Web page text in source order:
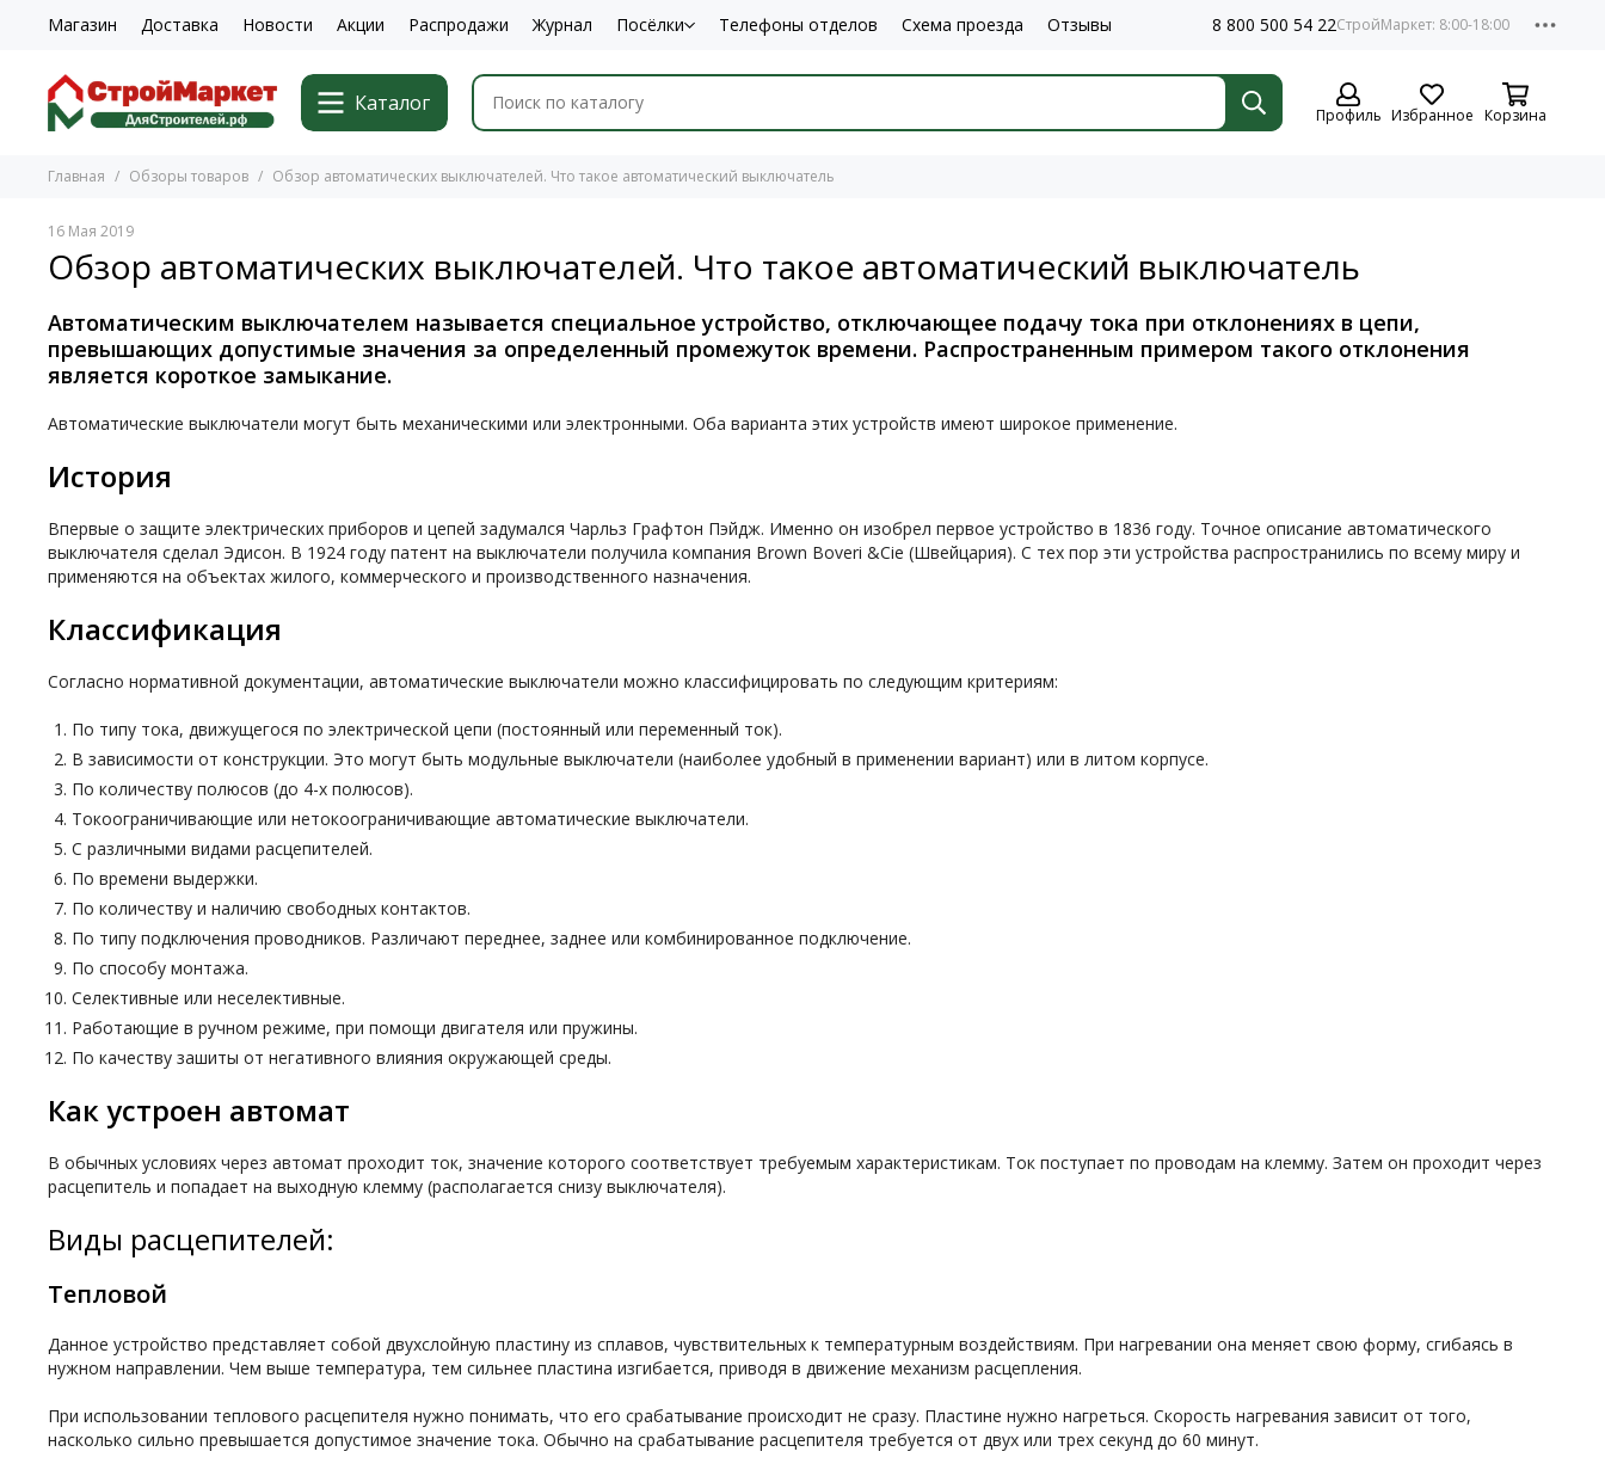
Магазин Доставка Новости Акции Распродажи Журнал Посёлки Телефоны отделов Схема проезда Отзывы 8 800 500 54 22
Каталог Профиль Избранное Корзина
Главная Обзоры товаров Обзор автоматических выключателей. Что такое автоматический выключатель
16 Мая 2019
Обзор автоматических выключателей. Что такое автоматический выключатель
Автоматическим выключателем называется специальное устройство, отключающее подачу тока при отклонениях в цепи,
превышающих допустимые значения за определенный промежуток времени. Распространенным примером такого отклонения
является короткое замыкание.
Автоматические выключатели могут быть механическими или электронными. Оба варианта этих устройств имеют широкое применение.
История
Впервые о защите электрических приборов и цепей задумался Чарльз Графтон Пэйдж. Именно он изобрел первое устройство в 1836 году. Точное описание автоматического
выключателя сделал Эдисон. В 1924 году патент на выключатели получила компания Brown Boveri &Cie (Швейцария). С тех пор эти устройства распространились по всему миру и
применяются на объектах жилого, коммерческого и производственного назначения.
Классификация
Согласно нормативной документации, автоматические выключатели можно классифицировать по следующим критериям:
По типу тока, движущегося по электрической цепи (постоянный или переменный ток).
В зависимости от конструкции. Это могут быть модульные выключатели (наиболее удобный в применении вариант) или в литом корпусе.
По количеству полюсов (до 4-х полюсов).
Токоограничивающие или нетокоограничивающие автоматические выключатели.
С различными видами расцепителей.
По времени выдержки.
По количеству и наличию свободных контактов.
По типу подключения проводников. Различают переднее, заднее или комбинированное подключение.
По способу монтажа.
Селективные или неселективные.
Работающие в ручном режиме, при помощи двигателя или пружины.
По качеству зашиты от негативного влияния окружающей среды.
Как устроен автомат
В обычных условиях через автомат проходит ток, значение которого соответствует требуемым характеристикам. Ток поступает по проводам на клемму. Затем он проходит через
расцепитель и попадает на выходную клемму (располагается снизу выключателя).
Виды расцепителей:
Тепловой
Данное устройство представляет собой двухслойную пластину из сплавов, чувствительных к температурным воздействиям. При нагревании она меняет свою форму, сгибаясь в
нужном направлении. Чем выше температура, тем сильнее пластина изгибается, приводя в движение механизм расцепления.
При использовании теплового расцепителя нужно понимать, что его срабатывание происходит не сразу. Пластине нужно нагреться. Скорость нагревания зависит от того,
насколько сильно превышается допустимое значение тока. Обычно на срабатывание расцепителя требуется от двух или трех секунд до 60 минут.